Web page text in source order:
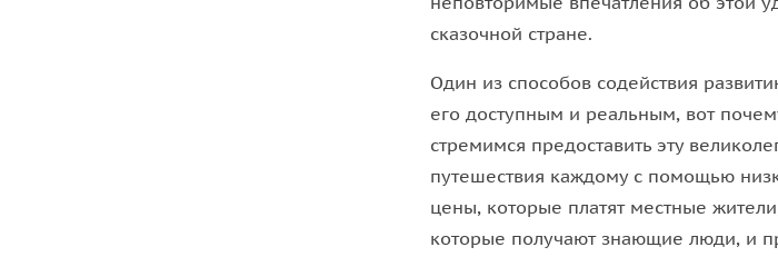
сказочной стране.
Один из способов содействия
его доступным и реальным, вот
стремимся предоставить эту
путешествия каждому с помощью
цены, которые платят местные
которые получают знающие люди, и